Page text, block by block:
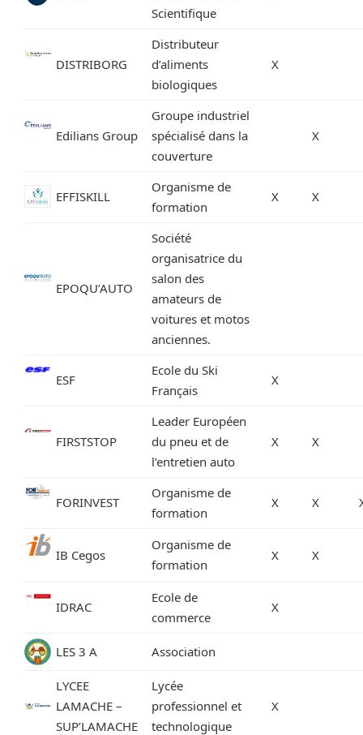
Scientifique
DISTRIBORG
Distributeur
d’aliments
biologiques
X
Edilians Group
Groupe industriel
spécialisé dans la
couverture
X
EFFISKILL
Organisme de
formation
X X
EPOQU’AUTO
Société
organisatrice du
salon des
amateurs de
voitures et motos
anciennes.
ESF
Ecole du Ski
Français
X
FIRSTSTOP
Leader Européen
du pneu et de
l’entretien auto
X X
FORINVEST
Organisme de
formation
X X
IB Cegos
Organisme de
formation
X X
IDRAC
Ecole de
commerce
X
LES 3 A Association
LYCEE
LAMACHE –
SUP’LAMACHE
Lycée
professionnel et
technologique
X